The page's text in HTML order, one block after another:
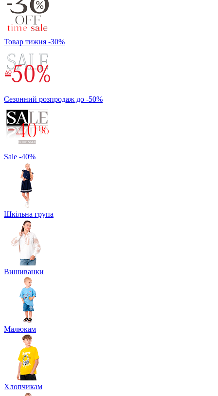
Товар тижня -30%
Сезонний розпродаж до -50%
Sale -40%
Шкільна група
Вишиванки
Малюкам
Хлопчикам